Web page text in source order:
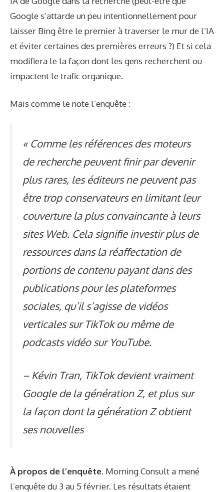
Google s’attarde un peu intentionnellement pour
laisser Bing être le premier à traverser le mur de l’IA
et éviter certaines des premières erreurs ?) Et si cela
modifiera le la façon dont les gens recherchent ou
impactent le trafic organique.
Mais comme le note l’enquête :
« Comme les références des moteurs
de recherche peuvent finir par devenir
plus rares, les éditeurs ne peuvent pas
être trop conservateurs en limitant leur
couverture la plus convaincante à leurs
sites Web. Cela signifie investir plus de
ressources dans la réaffectation de
portions de contenu payant dans des
publications pour les plateformes
sociales, qu’il s’agisse de vidéos
verticales sur TikTok ou même de
podcasts vidéo sur YouTube.
– Kévin Tran, TikTok devient vraiment
Google de la génération Z, et plus sur
la façon dont la génération Z obtient
ses nouvelles
À propos de l’enquête. Morning Consult a mené
l’enquête du 3 au 5 février. Les résultats étaient